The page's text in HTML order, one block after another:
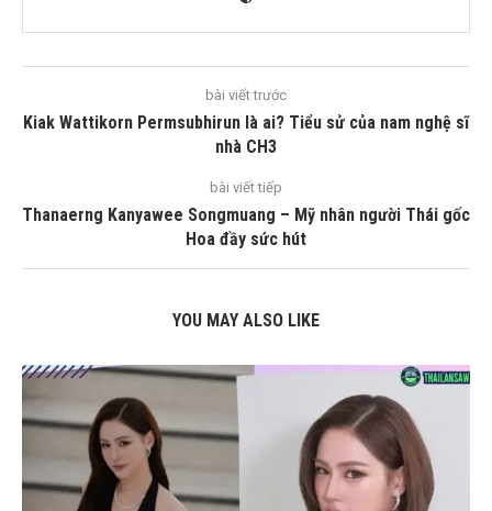
bài viết trước
Kiak Wattikorn Permsubhirun là ai? Tiểu sử của nam nghệ sĩ
nhà CH3
bài viết tiếp
Thanaerng Kanyawee Songmuang – Mỹ nhân người Thái gốc
Hoa đầy sức hút
YOU MAY ALSO LIKE